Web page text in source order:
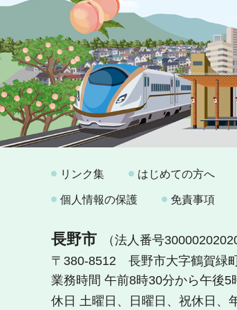
リンク集 はじめての方へ
個人情報の保護 免責事項
長野市
（法人番号
〒380-8512 長野市大字鶴賀緑
業務時間 午前8時30分から午後5
休日 土曜日、日曜日、祝休日、